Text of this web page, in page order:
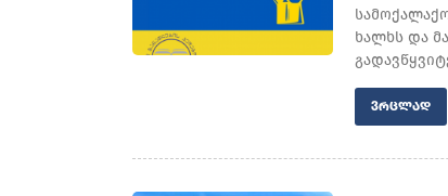
ხალხს და
ᲕᲠᲪᲚᲐᲓ